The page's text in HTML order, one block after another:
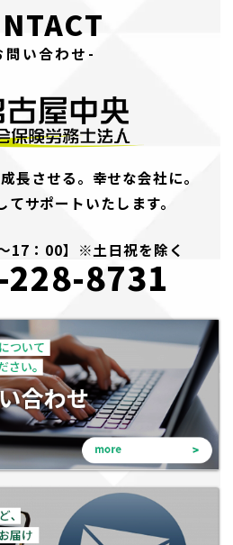
問い合わせ-
長させる。幸せな会社に。
サポートいたします。
17：00】※土日祝を除く
8731